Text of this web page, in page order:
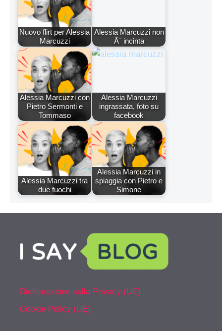
Nuovo flirt per Alessia
Marcuzzi
Alessia Marcuzzi non
Ã¨ incinta
Alessia Marcuzzi con
Pietro Sermonti e
Tommaso
Alessia Marcuzzi
ingrassata, foto su
facebook
Alessia Marcuzzi tra
due fuochi
Alessia Marcuzzi in
spiaggia con Pietro e
Simone
Dichiarazione sulla Privacy (UE)
Cookie Policy (UE)